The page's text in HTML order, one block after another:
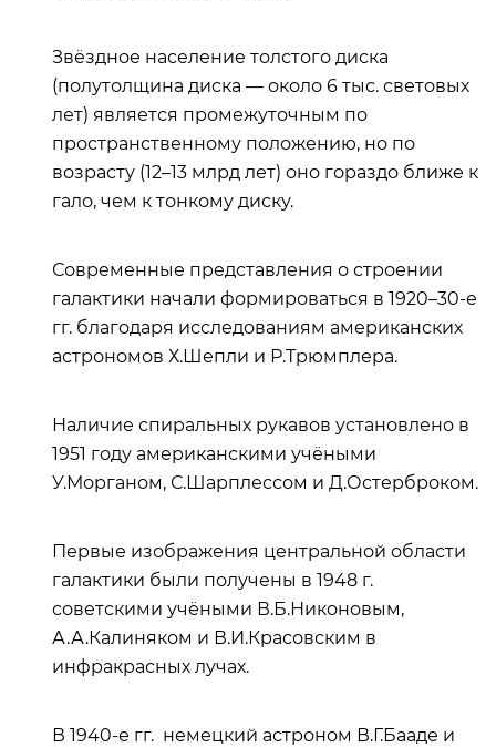
Звёздное население толстого диска
(полутолщина диска — около 6 тыс. световых
лет) является промежуточным по
пространственному положению, но по
возрасту (12–13 млрд лет) оно гораздо ближе к
гало, чем к тонкому диску.
Современные представления о строении
галактики начали формироваться в 1920–30-е
гг. благодаря исследованиям американских
астрономов Х.Шепли и Р.Трюмплера.
Наличие спиральных рукавов установлено в
1951 году американскими учёными
У.Морганом, С.Шарплессом и Д.Остерброком.
Первые изображения центральной области
галактики были получены в 1948 г.
советскими учёными В.Б.Никоновым,
А.А.Калиняком и В.И.Красовским в
инфракрасных лучах.
В 1940-е гг. немецкий астроном В.Г.Бааде и